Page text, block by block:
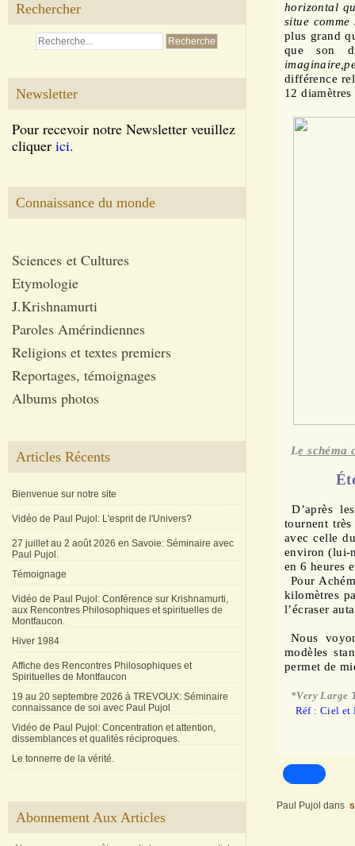
Rechercher
Newsletter
Pour recevoir notre Newsletter veuillez
cliquer ici.
Connaissance du monde
Sciences et Cultures
Etymologie
J.Krishnamurti
Paroles Amérindiennes
Religions et textes premiers
Reportages, témoignages
Albums photos
Articles Récents
Bienvenue sur notre site
Vidéo de Paul Pujol: L'esprit de l'Univers?
27 juillet au 2 août 2026 en Savoie: Séminaire avec
Paul Pujol.
Témoignage
Vidéo de Paul Pujol: Conférence sur Krishnamurti,
aux Rencontres Philosophiques et spirituelles de
Montfaucon.
Hiver 1984
Affiche des Rencontres Philosophiques et
Spirituelles de Montfaucon
19 au 20 septembre 2026 à TREVOUX: Séminaire
connaissance de soi avec Paul Pujol
Vidéo de Paul Pujol: Concentration et attention,
dissemblances et qualités réciproques.
Le tonnerre de la vérité.
Abonnement Aux Articles
horizontal
situe comme
plus grand
que son
imaginaire,
différence
12
Le schéma
Étoile
D’après
tournent
avec celle
environ (lui-
en 6 heures
Pour
kilomètres
l’écraser
Nous
modèles
permet de
*Very Large
Réf : Ciel et
Paul Pujol dans